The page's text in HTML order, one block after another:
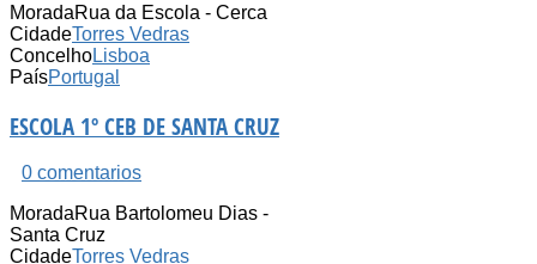
MoradaRua da Escola - Cerca
CidadeTorres Vedras
ConcelhoLisboa
PaísPortugal
ESCOLA 1º CEB DE SANTA CRUZ
0 comentarios
MoradaRua Bartolomeu Dias -
Santa Cruz
CidadeTorres Vedras